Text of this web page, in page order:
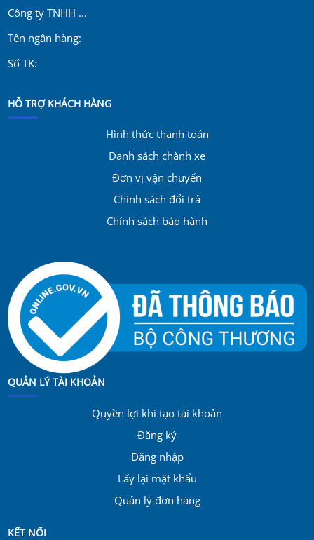
Công ty TNHH ...
Tên ngân hàng:
Số TK:
HỖ TRỢ KHÁCH HÀNG
Hình thức thanh toán
Danh sách chành xe
Đơn vị vận chuyển
Chính sách đổi trả
Chính sách bảo hành
QUẢN LÝ TÀI KHOẢN
Quyền lợi khi tạo tài khoản
Đăng ký
Đăng nhập
Lấy lại mật khẩu
Quản lý đơn hàng
KẾT NỐI